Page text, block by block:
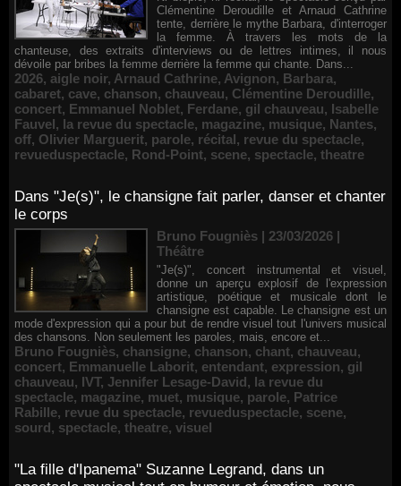
Clémentine Deroudille et Arnaud Cathrine
tente, derrière le mythe Barbara, d'interroger
la femme. À travers les mots de la
chanteuse, des extraits d'interviews ou de lettres intimes, il nous
dévoile par bribes la femme derrière la femme qui chante. Dans...
2026, aigle noir, Arnaud Cathrine, Avignon, Barbara,
cabaret, cave, chanson, chauveau, Clémentine Deroudille,
concert, Emmanuel Noblet, Ferdane, gil chauveau, Isabelle
Fauvel, la revue du spectacle, magazine, musique, Nantes,
off, Olivier Marguerit, parole, récital, revue du spectacle,
revueduspectacle, Rond-Point, scene, spectacle, theatre
Dans "Je(s)", le chansigne fait parler, danser et chanter
le corps
Bruno Fougniès | 23/03/2026 |
Théâtre
"Je(s)", concert instrumental et visuel,
donne un aperçu explosif de l'expression
artistique, poétique et musicale dont le
chansigne est capable. Le chansigne est un
mode d'expression qui a pour but de rendre visuel tout l'univers musical
des chansons. Non seulement les paroles, mais, encore et...
Bruno Fougniès, chansigne, chanson, chant, chauveau,
concert, Emmanuelle Laborit, entendant, expression, gil
chauveau, IVT, Jennifer Lesage-David, la revue du
spectacle, magazine, muet, musique, parole, Patrice
Rabille, revue du spectacle, revueduspectacle, scene,
sourd, spectacle, theatre, visuel
"La fille d'Ipanema" Suzanne Legrand, dans un